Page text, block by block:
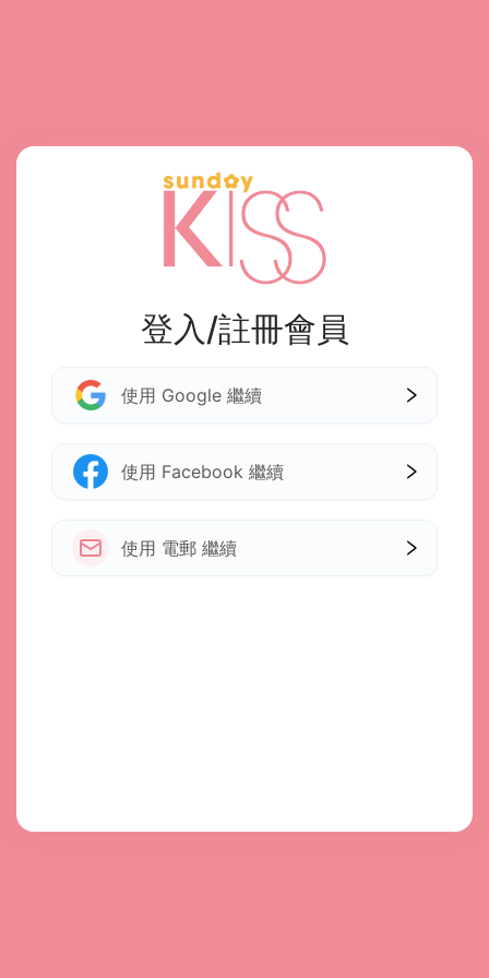
登入/註冊會員
使用 Google 繼續
使用 Facebook 繼續
使用 電郵 繼續